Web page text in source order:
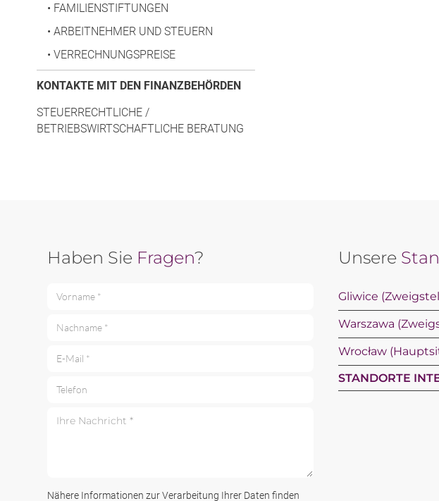
• FAMILIENSTIFTUNGEN
• ARBEITNEHMER UND STEUERN
• VERRECHNUNGSPREISE
KONTAKTE MIT DEN FINANZBEHÖRDEN
STEUERRECHTLICHE /
BETRIEBSWIRTSCHAFTLICHE BERATUNG
Haben Sie Fragen?
Vorname *
Nachname *
E-Mail *
Telefon
Nähere Informationen zur Verarbeitung Ihrer Daten finden
Unsere
Gliwice
Warszawa
Wrocław
STANDORTE